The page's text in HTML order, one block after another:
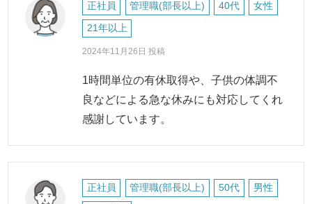
正社員 管理職(部長以上) 40代 女性
21年以上
2024年11月26日 投稿
1時間単位の有休取得や、子供の体調不
良などによる急な休みにも対応してくれ
感謝しています。
正社員 管理職(部長以上) 50代 男性